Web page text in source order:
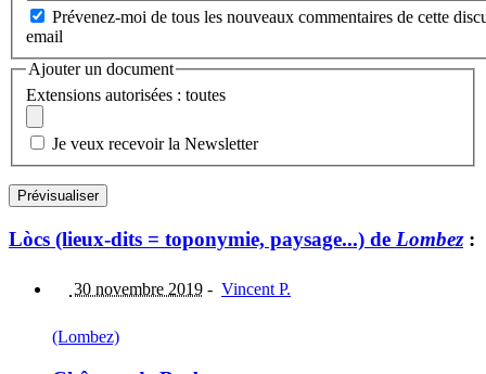
Prévenez-moi de tous les nouveaux commentaires de cette
email
Ajouter un document
Extensions autorisées : toutes
Je veux recevoir la Newsletter
Lòcs (lieux-dits = toponymie, paysage...) de Lombez:
30 novembre 2019 - Vincent P.
(Lombez)